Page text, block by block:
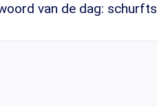
van de dag: